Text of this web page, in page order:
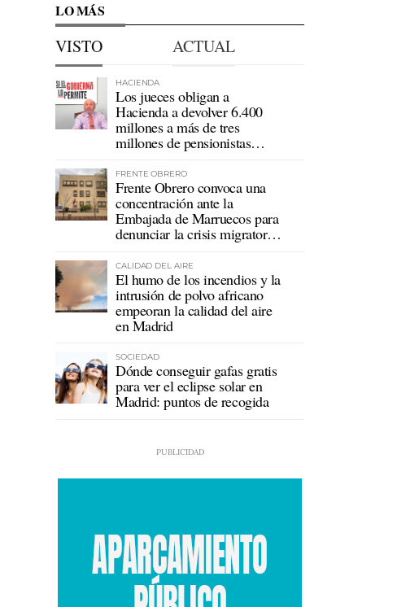
LO MÁS
VISTO ACTUAL
HACIENDA
Los jueces obligan a
Hacienda a devolver 6.400
millones a más de tres
millones de pensionistas
FRENTE OBRERO
Frente Obrero convoca una
concentración ante la
Embajada de Marruecos para
denunciar la crisis migratoria
CALIDAD DEL AIRE
El humo de los incendios y la
intrusión de polvo africano
empeoran la calidad del aire
en Madrid
SOCIEDAD
Dónde conseguir gafas gratis
para ver el eclipse solar en
Madrid: puntos de recogida